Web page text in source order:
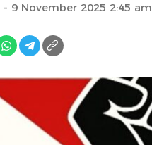
- 9 November 2025 2:45 am